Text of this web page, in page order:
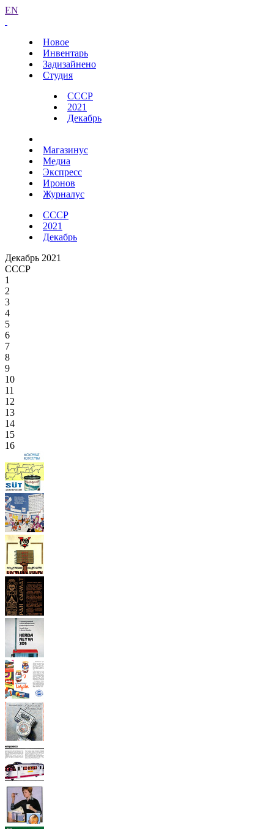
EN
Новое
Инвентарь
Задизайнено
Студия
СССР
2021
Декабрь
Магазинус
Медиа
Экспресс
Иронов
Журналус
СССР
2021
Декабрь
Декабрь 2021
СССР
1
2
3
4
5
6
7
8
9
10
11
12
13
14
15
16